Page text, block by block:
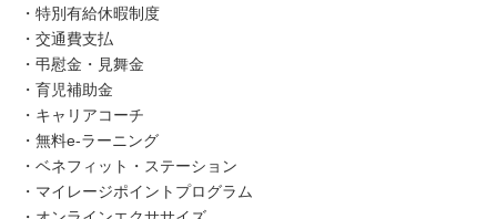
・特別有給休暇制度
・交通費支払
・弔慰金・見舞金
・育児補助金
・キャリアコーチ
・無料e-ラーニング
・ベネフィット・ステーション
・マイレージポイントプログラム